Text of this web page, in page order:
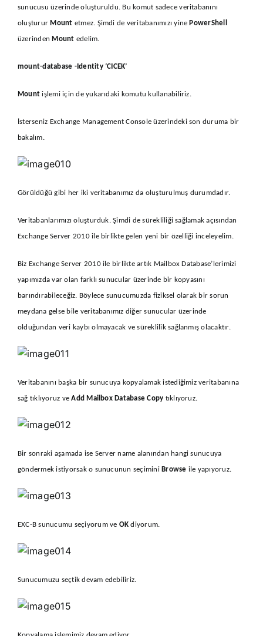
sunucusu üzerinde oluşturuldu. Bu komut sadece veritabanını
oluşturur Mount etmez. Şimdi de veritabanımızı yine PowerShell
üzerinden Mount edelim.
mount-database -Identity ‘CICEK’
Mountişlemi için de yukarıdaki komutu kullanabiliriz.
İsterseniz Exchange Management Console üzerindeki son duruma bir
bakalım.
Görüldüğü gibi her iki veritabanımız da oluşturulmuş durumdadır.
Veritabanlarımızı oluşturduk. Şimdi de sürekliliği sağlamak açısından
Exchange Server 2010 ile birlikte gelen yeni bir özelliği inceleyelim.
Biz Exchange Server 2010 ile birlikte artık Mailbox Database’lerimizi
yapımızda var olan farklı sunucular üzerinde bir kopyasını
barındırabileceğiz. Böylece sunucumuzda fiziksel olarak bir sorun
meydana gelse bile veritabanımız diğer sunucular üzerinde
olduğundan veri kaybı olmayacak ve süreklilik sağlanmış olacaktır.
Veritabanını başka bir sunucuya kopyalamak istediğimiz veritabanına
sağ tıklıyoruz veAdd Mailbox Database Copy tıklıyoruz.
Bir sonraki aşamada ise Server name alanından hangi sunucuya
göndermek istiyorsak o sunucunun seçimini Browse ile yapıyoruz.
EXC-B sunucumu seçiyorum ve OK diyorum.
Sunucumuzu seçtik devam edebiliriz.